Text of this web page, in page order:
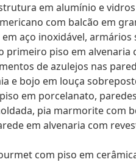
em alumínio e
com balcão em
aço inoxidável,
primeiro piso em
de azulejos nas
e bojo em louça
em porcelanato,
pia marmorite com
em alvenaria com
com piso em